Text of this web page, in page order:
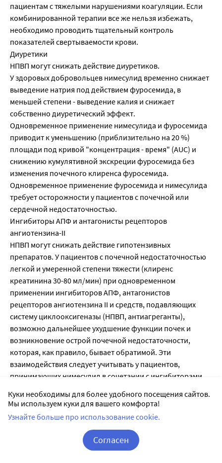
пациентам с тяжелыми нарушениями коагуляции. Если
комбинированной терапии все же нельзя избежать,
необходимо проводить тщательный контроль
показателей свертываемости крови.
Диуретики
НПВП могут снижать действие диуретиков.
У здоровых добровольцев нимесулид временно снижает
выведение натрия под действием фуросемида, в
меньшей степени - выведение калия и снижает
собственно диуретический эффект.
Одновременное применение нимесулида и фуросемида
приводит к уменьшению (приблизительно на 20 %)
площади под кривой "концентрация - время" (AUC) и
снижению кумулятивной экскреции фуросемида без
изменения почечного клиренса фуросемида.
Одновременное применение фуросемида и нимесулида
требует осторожности у пациентов с почечной или
сердечной недостаточностью.
Ингибиторы АПФ и антагонисты рецепторов
ангиотензина-II
НПВП могут снижать действие гипотензивных
препаратов. У пациентов с почечной недостаточностью
легкой и умеренной степени тяжести (клиренс
креатинина 30-80 мл/мин) при одновременном
применении ингибиторов АПФ, антагонистов
рецепторов ангиотензина II и средств, подавляющих
систему циклооксигеназы (НПВП, антиагреганты),
возможно дальнейшее ухудшение функции почек и
возникновение острой почечной недостаточности,
которая, как правило, бывает обратимой. Эти
взаимодействия следует учитывать у пациентов,
принимающих нимесулид в сочетании с ингибиторами
Поэтому одновременное применение этих препаратов
следует осуществлять с осторожностью, особенно у
пожилых пациентов. Пациенты должны получать
достаточное количество жидкости, а почечную функцию
следует тщательно контролировать после начала
Куки необходимы для более удобного посещения сайтов.
Мы используем куки для вашего комфорта!
Узнайте больше про использование cookie.
Согласен